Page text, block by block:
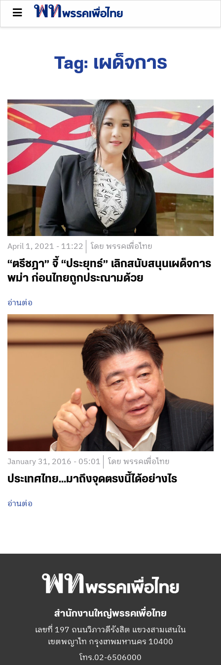
Tag: เผด็จการ
April 1, 2021 - 11:22 โดย พรรคเพื่อไทย
“ตรีชฎา” จี้ “ประยุทธ์” เลิกสนับสนุนเผด็จการ
พม่า ก่อนไทยถูกประณามด้วย
อ่านต่อ
January 31, 2016 - 05:01 โดย พรรคเพื่อไทย
ประเทศไทย…มาถึงจุดตรงนี้ได้อย่างไร
อ่านต่อ
สำนักงานใหญ่พรรคเพื่อไทย
เลขที่ 197 ถนนวิภาวดีรังสิต แขวงสามเสนใน
เขตพญาไท กรุงเทพมหานคร 10400
โทร.02-6506000